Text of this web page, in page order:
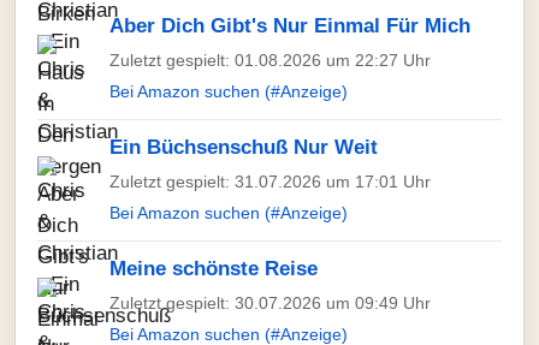
Aber Dich Gibt's Nur Einmal Für Mich
Zuletzt gespielt: 01.08.2026 um 22:27 Uhr
Bei Amazon suchen (#Anzeige)
Ein Büchsenschuß Nur Weit
Zuletzt gespielt: 31.07.2026 um 17:01 Uhr
Bei Amazon suchen (#Anzeige)
Meine schönste Reise
Zuletzt gespielt: 30.07.2026 um 09:49 Uhr
Bei Amazon suchen (#Anzeige)